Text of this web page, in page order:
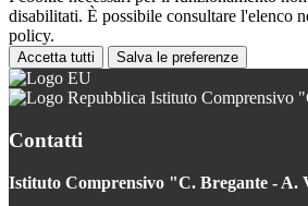
disabilitati. È possibile consultare l'elenco
policy.
Accetta tutti Salva le preferenze
Istituto Comprensivo
Contatti
Istituto Comprensivo "C. Bregante - A.